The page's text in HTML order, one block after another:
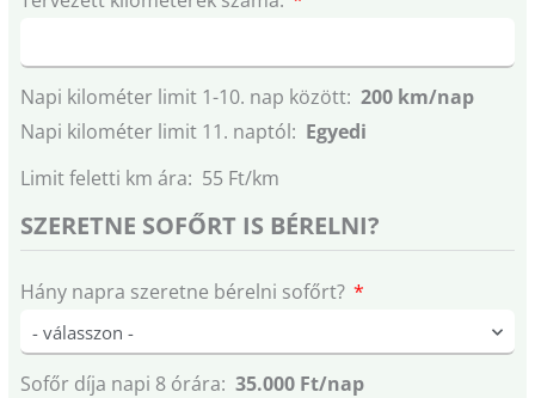
Napi kilométer limit 1-10. nap között: 200 km/nap
Napi kilométer limit 11. naptól: Egyedi
Limit feletti km ára: 55 Ft/km
SZERETNE SOFŐRT IS BÉRELNI?
Hány napra szeretne bérelni sofőrt?
Sofőr díja napi 8 órára: 35.000 Ft/nap